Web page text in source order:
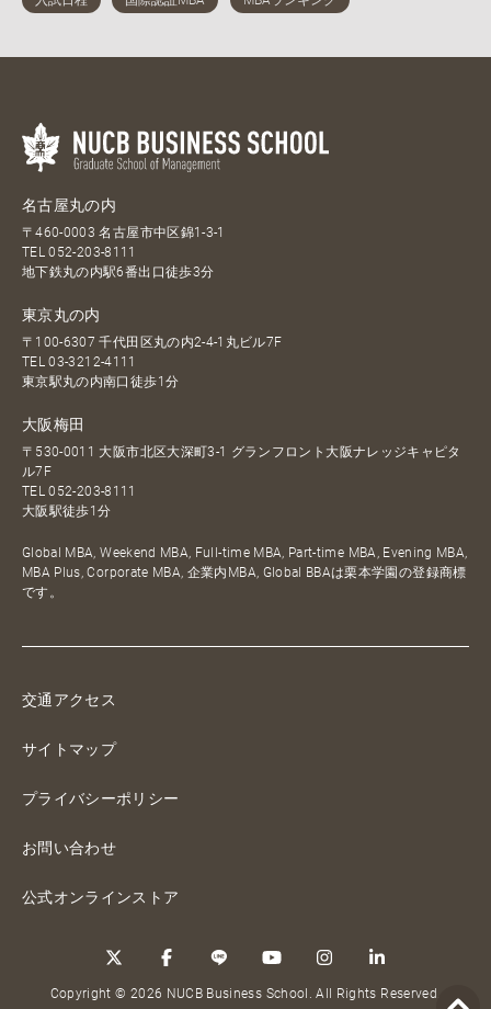
名古屋丸の内
〒460-0003 名古屋市中区錦1-3-1
TEL052-203-8111
地下鉄丸の内駅6番出口徒歩3分
東京丸の内
〒100-6307 千代田区丸の内2-4-1丸ビル7F
TEL03-3212-4111
東京駅丸の内南口徒歩1分
大阪梅田
〒530-0011 大阪市北区大深町3-1 グランフロント大阪ナレッジキャピタ
ル7F
TEL052-203-8111
大阪駅徒歩1分
Global MBA, Weekend MBA, Full-time MBA, Part-time MBA, Evening MBA,
MBA Plus, Corporate MBA, 企業内MBA, Global BBAは栗本学園の登録商標
です。
交通アクセス
サイトマップ
プライバシーポリシー
お問い合わせ
公式オンラインストア
Copyright © 2026 NUCB Business School. All Rights Reserved.